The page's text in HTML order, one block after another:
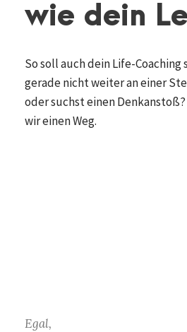
wie dein
So soll auch dein Life-Coaching
gerade nicht weiter an einer
oder suchst einen
wir einen Weg.
Egal,